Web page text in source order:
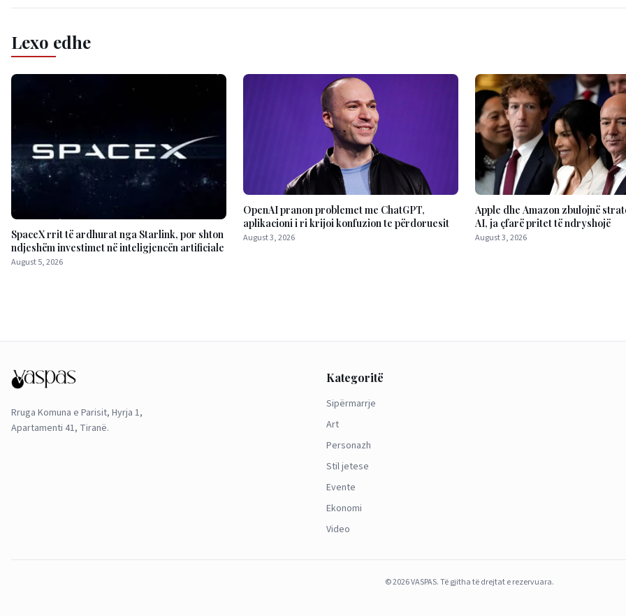
Lexo edhe
SpaceX rrit të ardhurat nga Starlink, por shton
ndjeshëm investimet në inteligjencën artificiale
August 5, 2026
OpenAI pranon problemet me ChatGPT,
aplikacioni i ri krijoi konfuzion te përdoruesit
August 3, 2026
Apple dhe Amazon zbulojnë
AI, ja çfarë pritet të ndryshojë
August 3, 2026
Rruga Komuna e Parisit, Hyrja 1,
Apartamenti 41, Tiranë.
Kategoritë
Sipërmarrje
Art
Personazh
Stil jetese
Evente
Ekonomi
Video
©2026VASPAS.Të gjitha të drejtat e rezervuara.